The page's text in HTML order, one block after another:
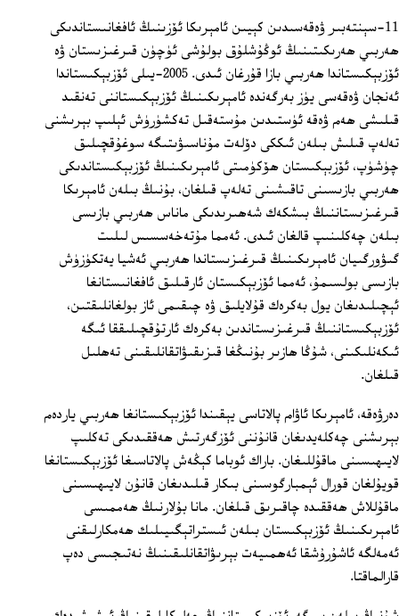
11-سېنتەبىر ۋەقەسىدىن كېيىن ئامېرىكا ئۆزىنىڭ ئافغانىستاندىكى
ھەربىي ھەرىكىتىنىڭ ئوڭۇشلۇق بولۇشى ئۈچۈن قىرغىزىستان ۋە
ئۆزبېكىستاندا ھەربىي بازا قۇرغان ئىدى. 2005-يىلى ئۆزبېكىستاندا
ئەنجان ۋەقەسى يۈز بەرگەندە ئامېرىكىنىڭ ئۆزبېكىستاننى تەنقىد
قىلىشى ھەم ۋەقە ئۈستىدىن مۇستەقىل تەكشۈرۈش ئېلىپ بېرىشنى
تەلەپ قىلىش بىلەن ئىككى دۆلەت مۇناسىۋىتىگە سوغۇقچىلىق
چۈشۈپ، ئۆزبېكىستان ھۆكۈمىتى ئامېرىكىنىڭ ئۆزبېكىستاندىكى
ھەربىي بازىسىنى تاقىشىنى تەلەپ قىلغان، بۇنىڭ بىلەن ئامېرىكا
قىرغىزىستاننىڭ بىشكەك شەھىرىدىكى ماناس ھەربىي بازىسى
بىلەن چەكلىنىپ قالغان ئىدى. ئەمما مۇتەخەسسىس لىلىت
گىۋورگىيان ئامېرىكىنىڭ قىرغىزىستاندا ھەربىي ئەشيا يەتكۈزۈش
بازىسى بولسىمۇ، ئەمما ئۆزبېكىستان ئارقىلىق ئافغانىستانغا
ئېچىلىدىغان يول بەكرەك قۇلايلىق ۋە چىقىمى ئاز بولغانلىقتىن،
ئۆزبېكىستاننىڭ قىرغىزىستاندىن بەكرەك ئارتۇقچىلىققا ئىگە
ئىكەنلىكىنى، شۇڭا ھازىر بۇنىڭغا قىزىقىۋاتقانلىقىنى تەھلىل
قىلغان.
دەرۋەقە، ئامېرىكا ئاۋام پالاتاسى يېقىندا ئۆزبېكىستانغا ھەربىي ياردەم
بېرىشنى چەكلەيدىغان قانۇننى ئۆزگەرتىش ھەققىدىكى تەكلىپ
لايىھىسىنى ماقۇللىغان. باراك ئوباما كېڭەش پالاتاسىغا ئۆزبېكىستانغا
قويۇلغان قورال ئېمبارگوسىنى بىكار قىلىدىغان قانۇن لايىھىسىنى
ماقۇللاش ھەققىدە چاقىرىق قىلغان. مانا بۇلارنىڭ ھەممىسى
ئامېرىكىنىڭ ئۆزبېكىستان بىلەن ئىستراتېگىيىلىك ھەمكارلىقنى
ئەمەلگە ئاشۇرۇشقا ئەھمىيەت بېرىۋاتقانلىقىنىڭ نەتىجىسى دەپ
قارالماقتا.